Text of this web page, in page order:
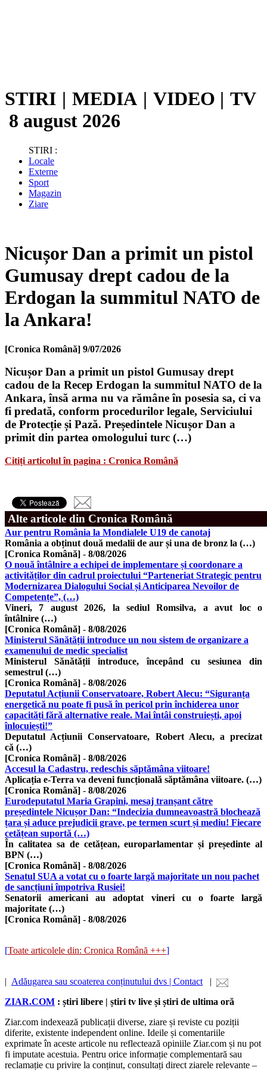
STIRI | MEDIA | VIDEO | TV
8 august 2026
STIRI :
Locale
Externe
Sport
Magazin
Ziare
Nicușor Dan a primit un pistol
Gumusay drept cadou de la
Erdogan la summitul NATO de
la Ankara!
[Cronica Română] 9/07/2026
Nicușor Dan a primit un pistol Gumusay drept
cadou de la Recep Erdogan la summitul NATO de la
Ankara, însă arma nu va rămâne în posesia sa, ci va
fi predată, conform procedurilor legale, Serviciului
de Protecție și Pază. Președintele Nicușor Dan a
primit din partea omologului turc (…)
Citiți articolul în pagina : Cronica Română
Alte articole din Cronica Română
Aur pentru România la Mondialele U19 de canotaj
România a obținut două medalii de aur și una de bronz la (…)
[Cronica Română] - 8/08/2026
O nouă întâlnire a echipei de implementare și coordonare a
activităților din cadrul proiectului “Parteneriat Strategic pentru
Modernizarea Dialogului Social și Anticiparea Nevoilor de
Competențe”, (…)
Vineri, 7 august 2026, la sediul Romsilva, a avut loc o
întâlnire (…)
[Cronica Română] - 8/08/2026
Ministerul Sănătății introduce un nou sistem de organizare a
examenului de medic specialist
Ministerul Sănătății introduce, începând cu sesiunea din
semestrul (…)
[Cronica Română] - 8/08/2026
Deputatul Acțiunii Conservatoare, Robert Alecu: “Siguranța
energetică nu poate fi pusă în pericol prin închiderea unor
capacități fără alternative reale. Mai întâi construiești, apoi
înlocuiești!”
Deputatul Acțiunii Conservatoare, Robert Alecu, a precizat
că (…)
[Cronica Română] - 8/08/2026
Accesul la Cadastru, redeschis săptămâna viitoare!
Aplicația e-Terra va deveni funcțională săptămâna viitoare. (…)
[Cronica Română] - 8/08/2026
Eurodeputatul Maria Grapini, mesaj tranșant către
președintele Nicușor Dan: “Indecizia dumneavoastră blochează
țara și aduce prejudicii grave, pe termen scurt și mediu! Fiecare
cetățean suportă (…)
În calitatea sa de cetățean, europarlamentar și președinte al
BPN (…)
[Cronica Română] - 8/08/2026
Senatul SUA a votat cu o foarte largă majoritate un nou pachet
de sancțiuni împotriva Rusiei!
Senatorii americani au adoptat vineri cu o foarte largă
majoritate (…)
[Cronica Română] - 8/08/2026
[Toate articolele din: Cronica Română +++]
| Adăugarea sau scoaterea conținutului dvs | Contact |
ZIAR.COM : știri libere | știri tv live și știri de ultima oră
Ziar.com indexează publicații diverse, ziare și reviste cu poziții
diferite, existente independent online. Ideile și comentariile
exprimate în aceste articole nu reflectează opiniile Ziar.com și nu pot
fi imputate acestuia. Pentru orice informație complementară sau
reclamație cu privire la conținut, consultați direct ziarele relevante –